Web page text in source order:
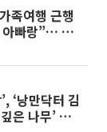
족여행 근행
아빠랑”… 출
‘낭만닥터 김
은 나무’ 이